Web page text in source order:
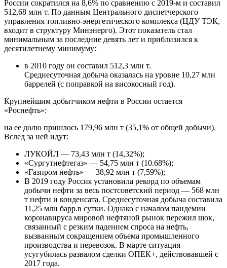
России сократился на 8,6% по сравнению с 2019-м и составил
512,68 млн т. По данным Центрального диспетчерского
управления топливно-энергетического комплекса (ЦДУ ТЭК,
входит в структуру Минэнерго). Этот показатель стал
минимальным за последние девять лет и приблизился к
десятилетнему минимуму:
в 2010 году он составил 512,3 млн т.
Среднесуточная добыча оказалась на уровне 10,27 млн
баррелей (с поправкой на високосный год).
Крупнейшим добытчиком нефти в России остается
«Роснефть»:
на ее долю пришлось 179,96 млн т (35,1% от общей добычи).
Вслед за ней идут:
ЛУКОЙЛ — 73,43 млн т (14,32%);
«Сургутнефтегаз» — 54,75 млн т (10.68%);
«Газпром нефть» — 38,92 млн т (7,59%);
В 2019 году Россия установила рекорд по объемам
добычи нефти за весь постсоветский период — 568 млн
т нефти и конденсата. Среднесуточная добыча составила
11,25 млн барр.в сутки. Однако с началом пандемии
коронавируса мировой нефтяной рынок пережил шок,
связанный с резким падением спроса на нефть,
вызванным сокращением объема промышленного
производства и перевозок. В марте ситуация
усугубилась развалом сделки ОПЕК+, действовавшей с
2017 года.